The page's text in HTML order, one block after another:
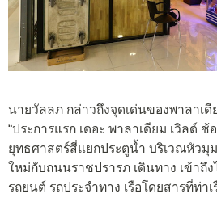
นายวัลลภ กล่าวถึงจุดเด่นของพาลาเดี
“ประการแรก เดอะ พาลาเดียม เวิลด์ ช้
ยุทธศาสตร์สี่แยกประตูน้ำ บริเวณหัวมุ
ใหม่กับถนนราชปรารภ เดินทาง เข้าถึ
รถยนต์ รถประจำทาง เรือโดยสารที่ท่า